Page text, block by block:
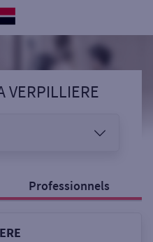
Professionnels